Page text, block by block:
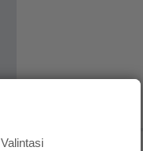
Valintasi